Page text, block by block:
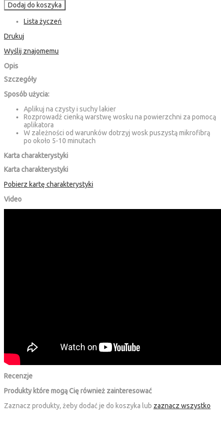
Dodaj do koszyka
Lista życzeń
Drukuj
Wyślij znajomemu
Opis
Szczegóły
Sposób użycia:
Aplikuj na czysty i suchy lakier
Rozprowadź cienką warstwę wosku na powierzchni za pomocą
aplikatora
W zależności od warunków dotrzyj wosk puszystą mikrofibrą
po około 5-10 minutach
Karta charakterystyki
Karta charakterystyki
Pobierz kartę charakterystyki
Video
Recenzje
Produkty które mogą Cię również zainteresować
Zaznacz produkty, żeby dodać je do koszyka lub zaznacz wszystko